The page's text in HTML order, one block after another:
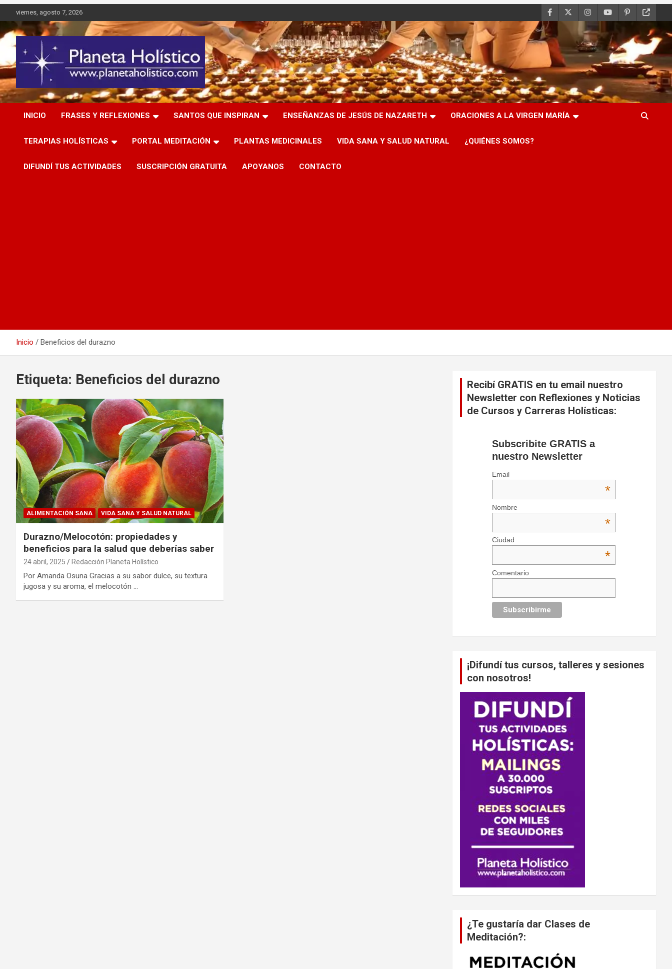
al
contenido
viernes, agosto 7, 2026
Planeta Holístico
Difusión de espiritualidad, terapias alternativas holísticas,
cursos, talleres y seminarios
INICIO
FRASES Y REFLEXIONES SANTOS QUE INSPIRAN ENSEÑANZAS DE JESÚS DE NAZARETH ORACIONES A LA VIRGEN MARÍA
TERAPIAS HOLÍSTICAS PORTAL MEDITACIÓN PLANTAS MEDICINALES VIDA SANA Y SALUD NATURAL ¿QUIÉNES SOMOS?
DIFUNDÍ TUS ACTIVIDADES SUSCRIPCIÓN GRATUITA APOYANOS CONTACTO
Inicio Beneficios del durazno
Etiqueta: Beneficios del durazno
ALIMENTACIÓN SANA VIDA SANA Y SALUD NATURAL
Durazno/Melocotón: propiedades y
beneficios para la salud que deberías saber
24 abril, 2025 Redacción Planeta Holístico
Por Amanda Osuna Gracias a su sabor dulce, su textura
jugosa y su aroma, el melocotón …
Recibí GRATIS en tu email nuestro
Newsletter con Reflexiones y Noticias
de Cursos y Carreras Holísticas:
Subscribite GRATIS a
nuestro Newsletter
Email
*
Nombre
*
Ciudad
*
Comentario
¡Difundí tus cursos, talleres y sesiones
con nosotros!
¿Te gustaría dar Clases de
Meditación?: